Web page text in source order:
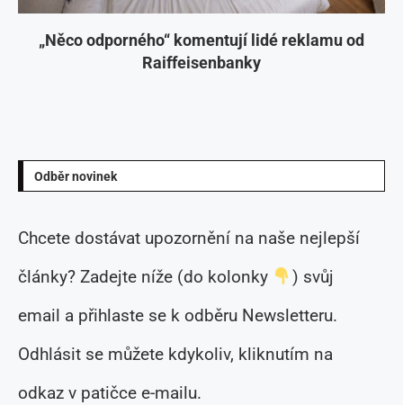
„Něco odporného“ komentují lidé reklamu od
Raiffeisenbanky
Odběr novinek
Chcete dostávat upozornění na naše nejlepší
články? Zadejte níže (do kolonky
) svůj
email a přihlaste se k odběru Newsletteru.
Odhlásit se můžete kdykoliv, kliknutím na
odkaz v patičce e-mailu.